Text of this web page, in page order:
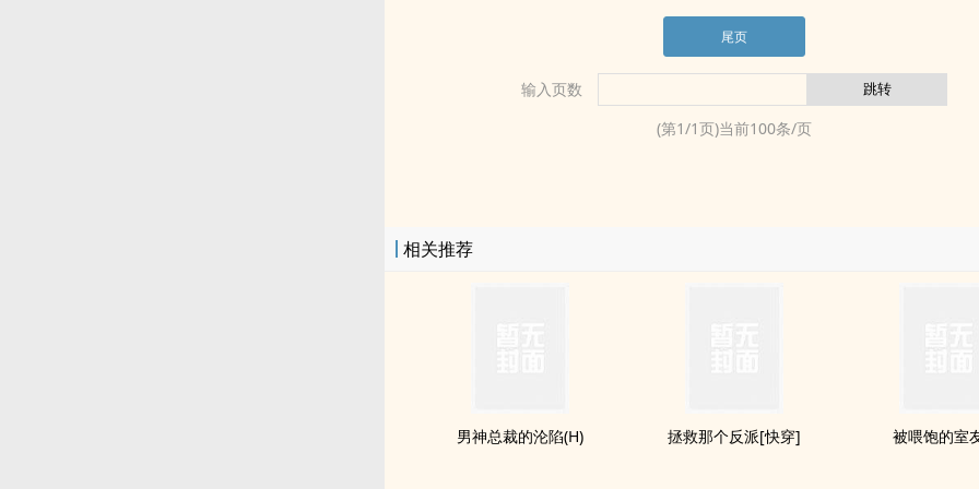
尾页
输入页数
(第1/1页)当前100条/页
相关推荐
男神总裁的沦陷(H) 拯救那个反派[快穿] 被喂饱的室